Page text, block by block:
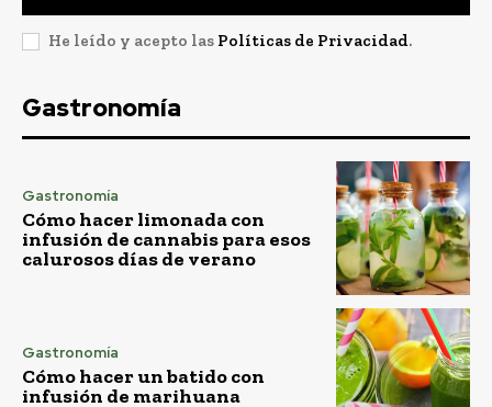
He leído y acepto las Políticas de Privacidad.
Gastronomía
Gastronomía
Cómo hacer limonada con
infusión de cannabis para esos
calurosos días de verano
Gastronomía
Cómo hacer un batido con
infusión de marihuana